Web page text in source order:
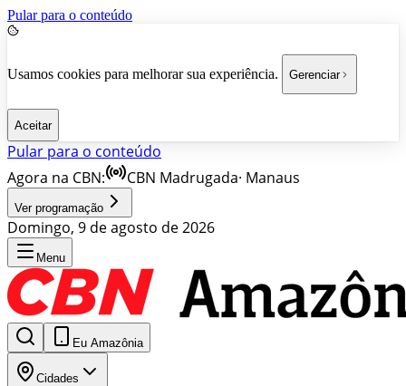
Pular para o conteúdo
Usamos cookies para melhorar sua experiência. Gerenciar
Aceitar
Pular para o conteúdo
Agora na CBN:
CBN Madrugada· Manaus
Ver programação
Domingo, 9 de agosto de 2026
Menu
Eu Amazônia
Cidades